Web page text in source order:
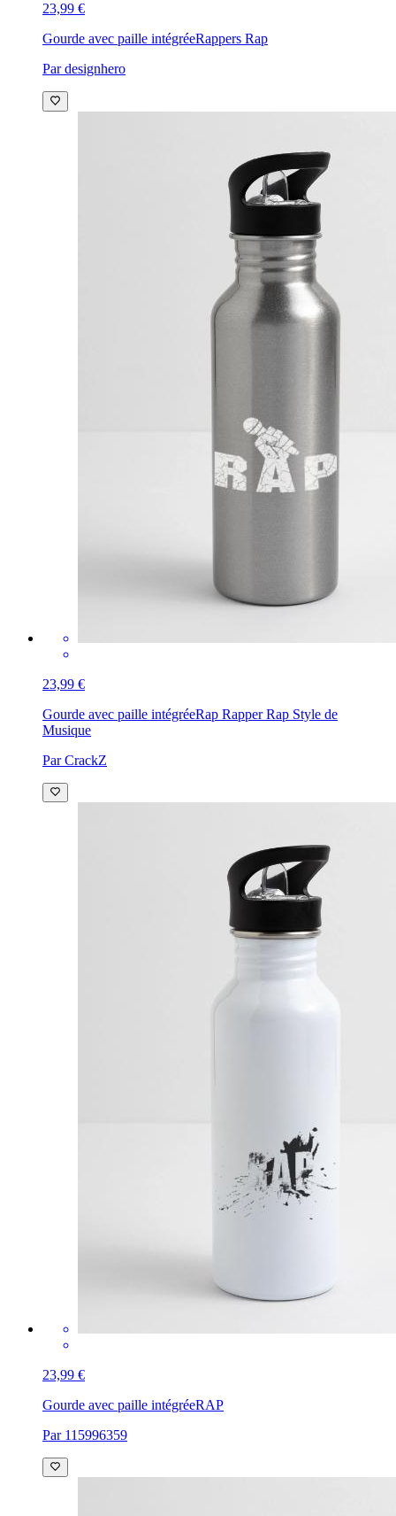
23,99 €
Gourde avec paille intégréeRappers Rap
Par designhero
23,99 €
Gourde avec paille intégréeRap Rapper Rap Style de
Musique
Par CrackZ
23,99 €
Gourde avec paille intégréeRAP
Par 115996359